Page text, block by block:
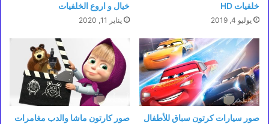
خلفيات HD
يوليو 4, 2019
خيال و اروع الخلفيات
يناير 11, 2020
صور سيارات كرتون سباق للأطفال
صور كارتون ماشا والدب مغامرات